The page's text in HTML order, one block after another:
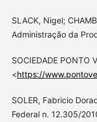
SLACK, Nigel;
Administração da
SOCIEDADE PONTO
<https://
SOLER, Fabricio
Federal n. 12.305/